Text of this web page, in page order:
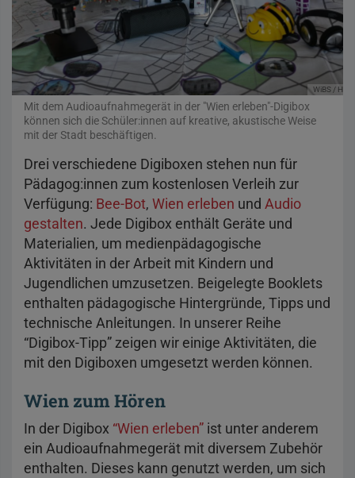
WiBS /
Mit dem Audioaufnahmegerät in der "Wien erleben"-Digibox
können sich die Schüler:innen auf kreative, akustische Weise
mit der Stadt beschäftigen.
Drei verschiedene Digiboxen stehen nun für
Pädagog:innen zum kostenlosen Verleih zur
Verfügung: Bee-Bot, Wien erleben und Audio
gestalten. Jede Digibox enthält Geräte und
Materialien, um medienpädagogische
Aktivitäten in der Arbeit mit Kindern und
Jugendlichen umzusetzen. Beigelegte Booklets
enthalten pädagogische Hintergründe, Tipps und
technische Anleitungen. In unserer Reihe
“Digibox-Tipp” zeigen wir einige Aktivitäten, die
mit den Digiboxen umgesetzt werden können.
Wien zum Hören
In der Digibox “Wien erleben” ist unter anderem
ein Audioaufnahmegerät mit diversem Zubehör
enthalten. Dieses kann genutzt werden, um sich